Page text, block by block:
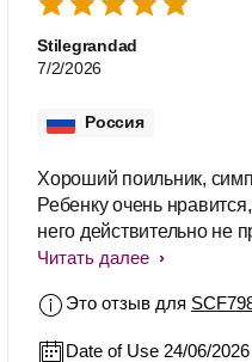
Stilegrandad
7/2/2026
Россия
Хороший поильник,
Ребенку очень
него действительно не
главное не забыть
Читать далее
Это отзыв для
Date of Use 24/06/2026